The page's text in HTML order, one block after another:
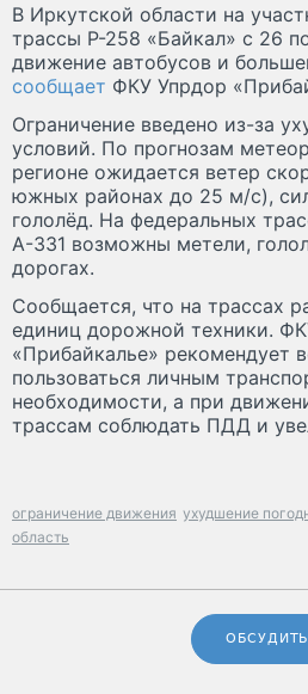
В Иркутской области на
трассы Р-258 «Байкал» с 26
движение автобусов и
сообщает ФКУ Упрдор
Ограничение введено из-за
условий. По прогнозам
регионе ожидается ветер
южных районах до 25 м/c),
гололёд. На федеральных
А-331 возможны метели,
дорогах.
Сообщается, что на трассах
единиц дорожной техники.
«Прибайкалье» рекомендует
пользоваться личным
необходимости, а при
трассам соблюдать ПДД и
ограничение движения ухудшение
область
ОБСУДИТЬ